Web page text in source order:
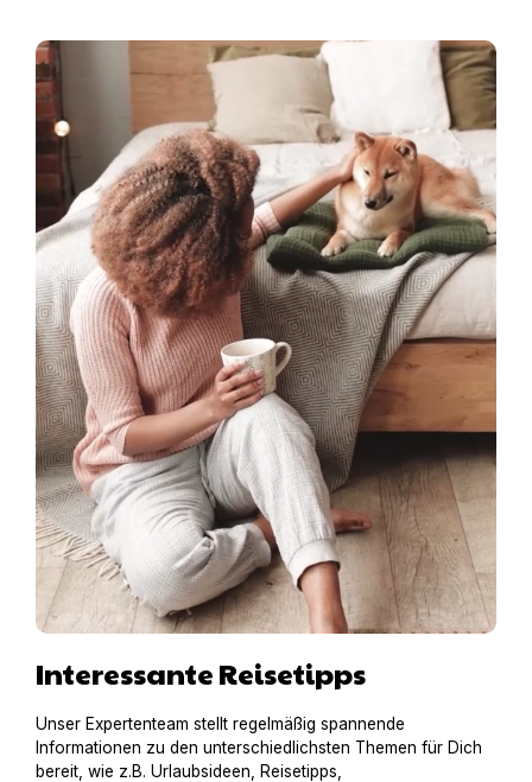
Interessante Reisetipps
Unser Expertenteam stellt regelmäßig spannende
Informationen zu den unterschiedlichsten Themen für Dich
bereit, wie z.B. Urlaubsideen, Reisetipps,